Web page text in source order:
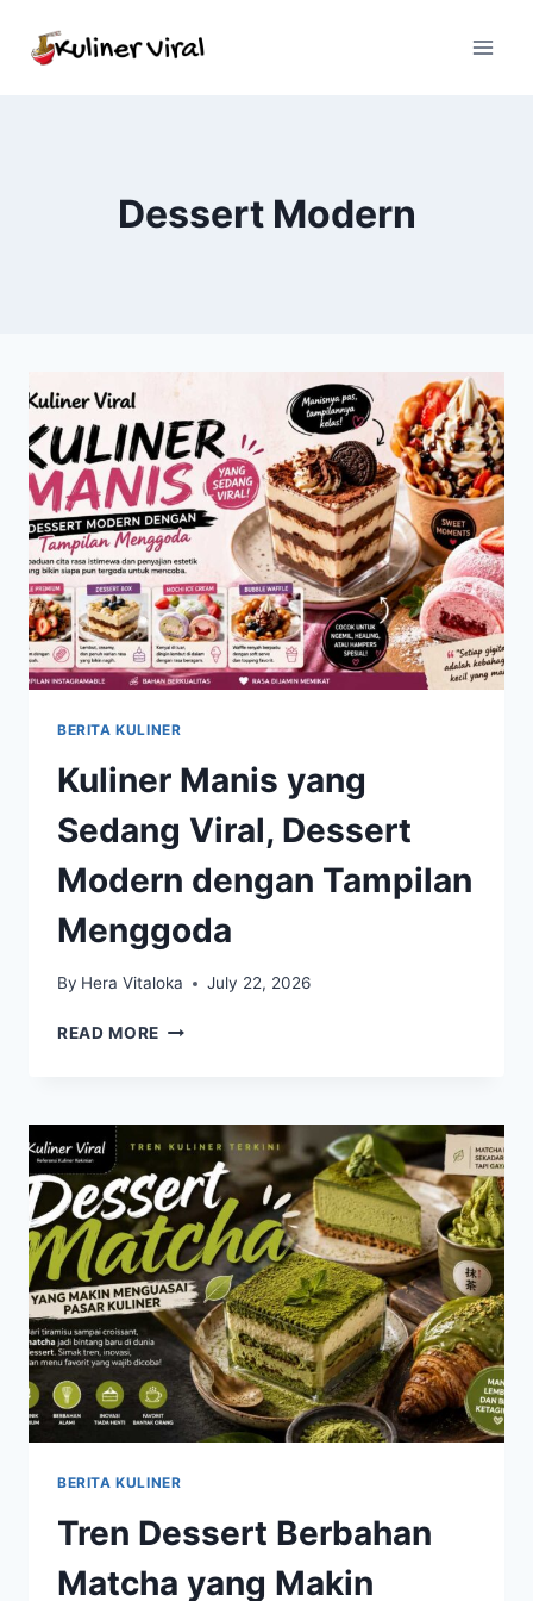
Dessert Modern
BERITA KULINER
Kuliner Manis yang
Sedang Viral, Dessert
Modern dengan Tampilan
Menggoda
By Hera Vitaloka July 22, 2026
READ MORE KULINER
VIRAL,
DESSERT
MODERN
DENGAN
TAMPILAN
MENGGODA
BERITA KULINER
Tren Dessert Berbahan
Matcha yang Makin